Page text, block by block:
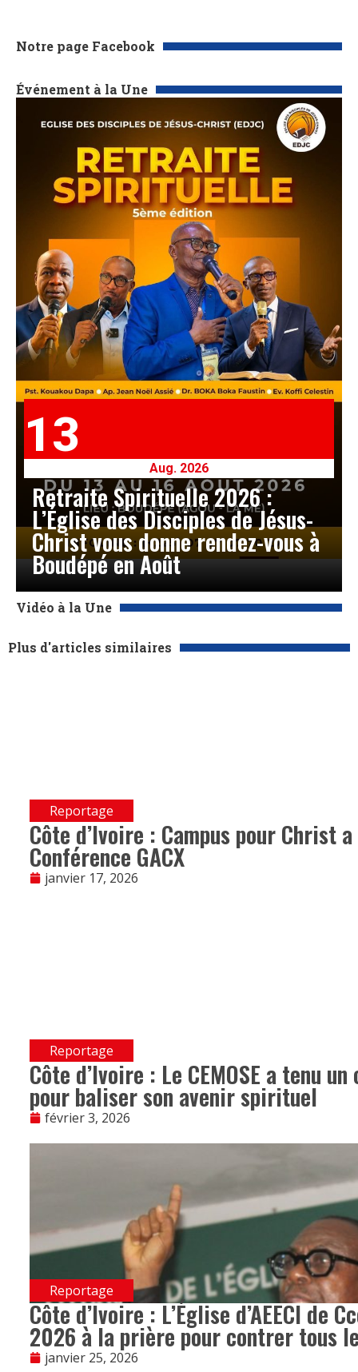
Notre page Facebook
Événement à la Une
13
Aug. 2026
Retraite Spirituelle 2026 :
L’Église des Disciples de Jésus-
Christ vous donne rendez-vous à
Boudépé en Août
Vidéo à la Une
Plus d'articles similaires
Reportage
Côte d’Ivoire : Campus pour Christ
Conférence GACX
janvier 17, 2026
Reportage
Côte d’Ivoire : Le CEMOSE a tenu
pour baliser son avenir spirituel
février 3, 2026
Reportage
Côte d’Ivoire : L’Église d’AEECI de
2026 à la prière pour contrer tous
janvier 25, 2026